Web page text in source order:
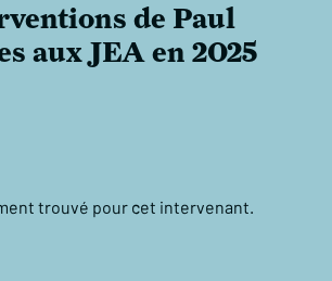
de Paul
aux JEA en 2025
trouvé pour cet intervenant.